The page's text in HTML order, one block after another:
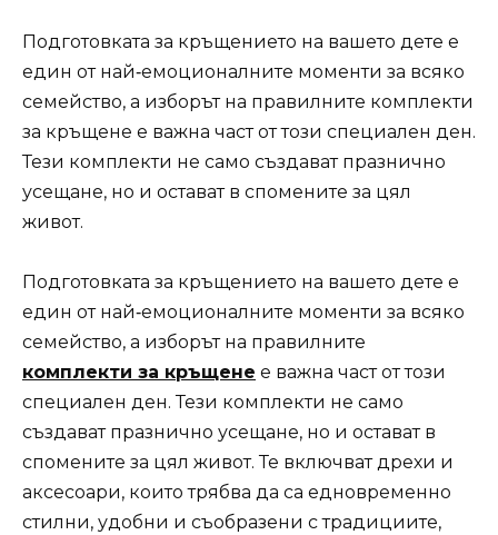
Подготовката за кръщението на вашето дете е
един от най‑емоционалните моменти за всяко
семейство, а изборът на правилните комплекти
за кръщене е важна част от този специален ден.
Тези комплекти не само създават празнично
усещане, но и остават в спомените за цял
живот.
Подготовката за кръщението на вашето дете е
един от най‑емоционалните моменти за всяко
семейство, а изборът на правилните
комплекти за кръщене е важна част от този
специален ден. Тези комплекти не само
създават празнично усещане, но и остават в
спомените за цял живот. Те включват дрехи и
аксесоари, които трябва да са едновременно
стилни, удобни и съобразени с традициите,